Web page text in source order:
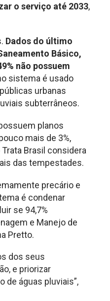
o serviço até 2033,
Dados do último
Básico,
não possuem
sistema é usado
urbanas
subterrâneos.
planos
mais de 3%,
Brasil considera
das tempestades.
precário e
é condenar
se 94,7%
e Manejo de
Pretto.
dos seus
e priorizar
de águas pluviais”,